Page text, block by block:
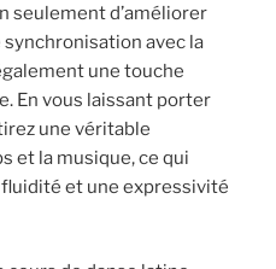
seulement d’améliorer
avec la
une touche
En vous laissant porter
une véritable
et la musique, ce qui
et une expressivité